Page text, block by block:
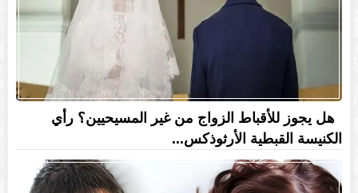
هل يجوز للأقباط الزواج من غير المسيحيين؟ رأي
الكنيسة القبطية الأرثوذكس...